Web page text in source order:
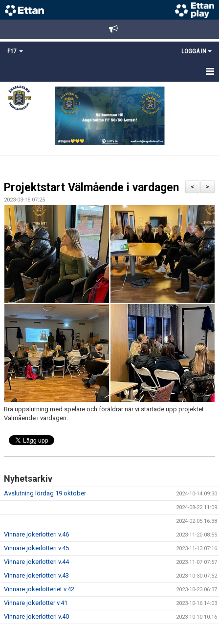
F17 LOGGA IN
HEM
NYHETER
DOKUMENT
MATCHER
KONTAKT
MEDLEMSANMÄLAN
>
<
Projektstart Välmående i vardagen
2023-03-15 07:25
Bra uppslutning med spelare och föräldrar när vi startade upp projektet
Välmående i vardagen.
Nyhetsarkiv
Avslutning lördag 19 oktober 2024-10-14 09:30
2024-08-22 11:09
2024-02-05 16:38
Vinnare jokerlotteri v.46 2023-11-20 08:55
Vinnare jokerlotteri v.45 2023-11-13 07:16
Vinnare jokerlotteri v.44 2023-11-07 07:57
Vinnare jokerlotteri v.43 2023-10-30 07:52
Vinnare jokerlotteriet v.42 2023-10-23 06:37
Vinnare jokerlotter v.41 2023-10-16 14:03
Vinnare jokerlotteri v.40 2023-10-10 10:16